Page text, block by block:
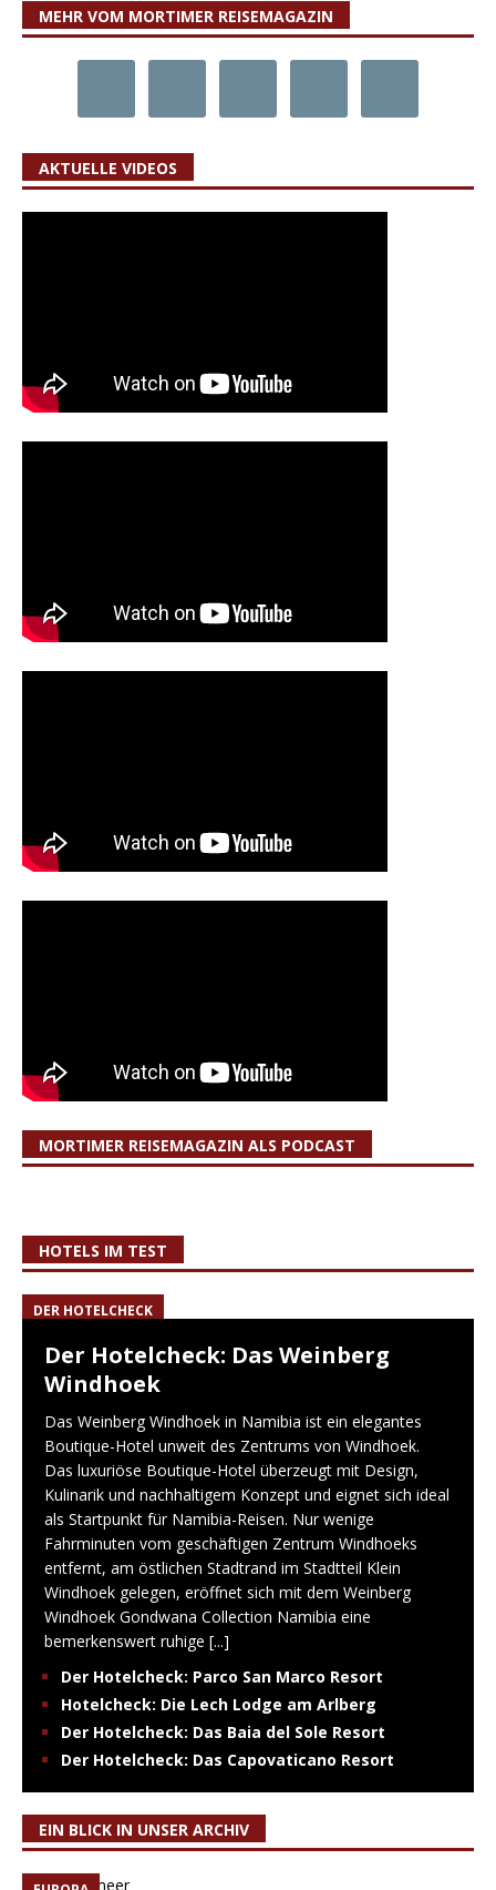
MEHR VOM MORTIMER REISEMAGAZIN
AKTUELLE VIDEOS
MORTIMER REISEMAGAZIN ALS PODCAST
HOTELS IM TEST
DER HOTELCHECK
Der Hotelcheck: Das Weinberg
Windhoek
Das Weinberg Windhoek in Namibia ist ein elegantes
Boutique-Hotel unweit des Zentrums von Windhoek.
Das luxuriöse Boutique-Hotel überzeugt mit Design,
Kulinarik und nachhaltigem Konzept und eignet sich ideal
als Startpunkt für Namibia-Reisen. Nur wenige
Fahrminuten vom geschäftigen Zentrum Windhoeks
entfernt, am östlichen Stadtrand im Stadtteil Klein
Windhoek gelegen, eröffnet sich mit dem Weinberg
Windhoek Gondwana Collection Namibia eine
bemerkenswert ruhige [...]
Der Hotelcheck: Parco San Marco Resort
Hotelcheck: Die Lech Lodge am Arlberg
Der Hotelcheck: Das Baia del Sole Resort
Der Hotelcheck: Das Capovaticano Resort
EIN BLICK IN UNSER ARCHIV